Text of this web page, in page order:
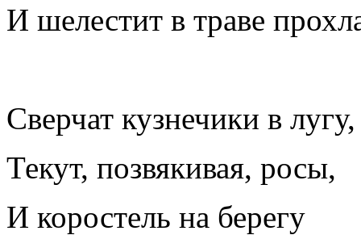
И шелестит в траве
Сверчат кузнечики в лугу,
Текут, позвякивая, росы,
И коростель на берегу